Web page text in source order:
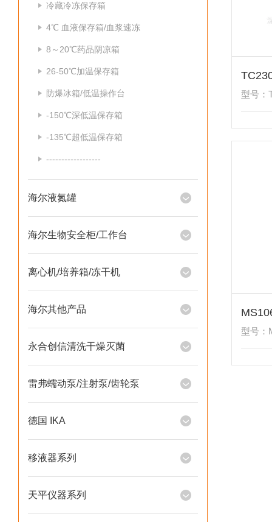
冷藏冷冻保存箱
4℃ 血液保存箱/血浆速冻
8～20℃药品阴凉箱
26-50℃加温保存箱
防爆冰箱/低温操作台
-150℃深低温保存箱
-135℃超低温保存箱
------------------
海尔液氮罐
海尔生物安全柜/工作台
离心机/培养箱/冻干机
海尔其他产品
永合创信清洗干燥灭菌
雷弗蠕动泵/注射泵/齿轮泵
德国 IKA
移液器系列
天平仪器系列
型号：
型号：